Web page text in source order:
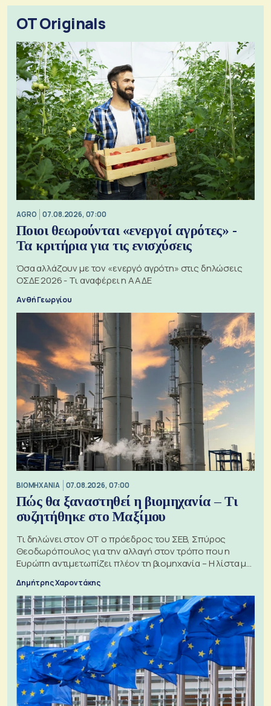
OT Originals
AGRO 07.08.2026, 07:00
Ποιοι θεωρούνται «ενεργοί αγρότες» -
Τα κριτήρια για τις ενισχύσεις
Όσα αλλάζουν με τον «ενεργό αγρότη» στις δηλώσεις
ΟΣΔΕ 2026 - Τι αναφέρει η ΑΑΔΕ
Ανθή Γεωργίου
ΒΙΟΜΗΧΑΝΙΑ 07.08.2026, 07:00
Πώς θα ξαναστηθεί η βιομηχανία – Τι
συζητήθηκε στο Μαξίμου
Τι δηλώνει στον ΟΤ ο πρόεδρος του ΣΕΒ, Σπύρος
Θεοδωρόπουλος για την αλλαγή στον τρόπο που η
Ευρώπη αντιμετωπίζει πλέον τη βιομηχανία – Η λίστα με
Δημήτρης Χαροντάκης